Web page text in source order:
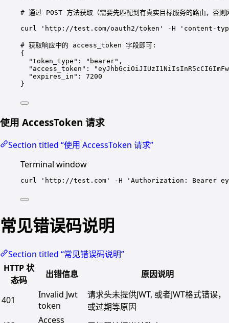
# 通过 POST 方法获取（需要先匹配到有真实目标服务的路由，否
curl 'http://test.com/oauth2/token' -H 'content-
# 获取响应中的 access_token 字段即可:
{
"token_type" :
"bearer",
"access_token" :
"expires_in" :
7200
}
使用 AccessToken 请求
Section titled “使用 AccessToken 请求”
Terminal window
curl 'http://test.com' -H 'Authorization: Bearer
常见错误码说明
Section titled “常见错误码说明”
HTTP 状
态码
出错信息 原因说明
401
Invalid Jwt
token
请求头未提供JWT, 或者JWT格式错误，
或过期等原因
Access